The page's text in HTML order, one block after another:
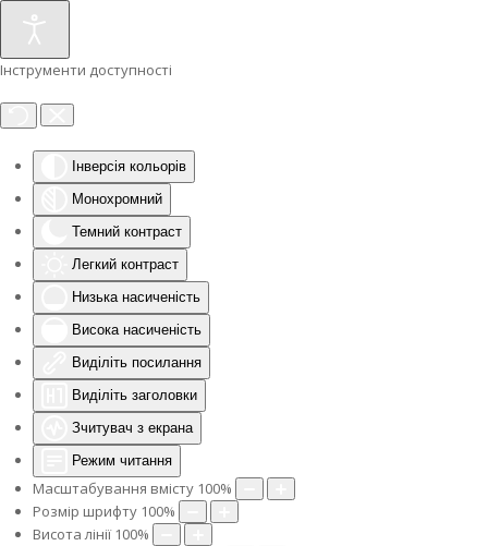
Інструменти доступності
Інверсія кольорів
Монохромний
Темний контраст
Легкий контраст
Низька насиченість
Висока насиченість
Виділіть посилання
Виділіть заголовки
Зчитувач з екрана
Режим читання
Масштабування вмісту 100%
Розмір шрифту 100%
Висота лінії 100%